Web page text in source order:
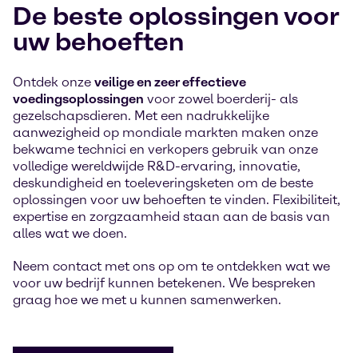
De beste oplossingen voor
uw behoeften
Ontdek onze veilige en zeer effectieve
voedingsoplossingen voor zowel boerderij- als
gezelschapsdieren. Met een nadrukkelijke
aanwezigheid op mondiale markten maken onze
bekwame technici en verkopers gebruik van onze
volledige wereldwijde R&D-ervaring, innovatie,
deskundigheid en toeleveringsketen om de beste
oplossingen voor uw behoeften te vinden. Flexibiliteit,
expertise en zorgzaamheid staan aan de basis van
alles wat we doen.
Neem contact met ons op om te ontdekken wat we
voor uw bedrijf kunnen betekenen. We bespreken
graag hoe we met u kunnen samenwerken.